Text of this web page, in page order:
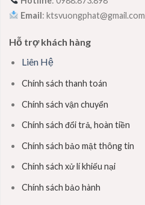
Email: ktsvuongphat@gmail.com
Hỗ trợ khách hàng
Liên Hệ
Chính sách thanh toán
Chính sách vận chuyển
Chính sách đổi trả, hoàn tiền
Chính sách bảo mật thông tin
Chính sách xử lí khiếu nại
Chính sách bảo hành